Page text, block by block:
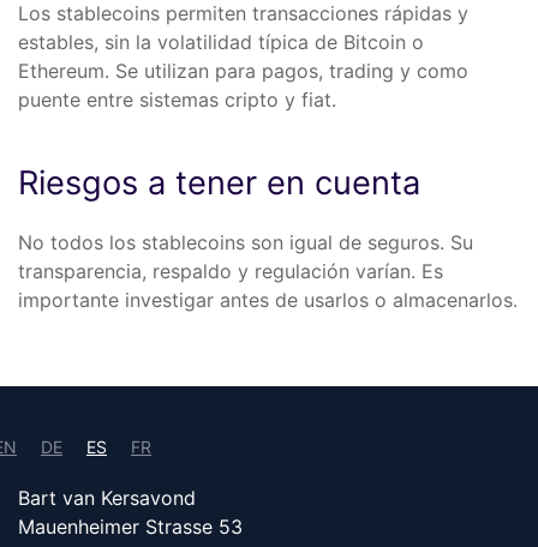
Los stablecoins permiten transacciones rápidas y
estables, sin la volatilidad típica de Bitcoin o
Ethereum. Se utilizan para pagos, trading y como
puente entre sistemas cripto y fiat.
Riesgos a tener en cuenta
No todos los stablecoins son igual de seguros. Su
transparencia, respaldo y regulación varían. Es
importante investigar antes de usarlos o almacenarlos.
DE ES FR
Bart van Kersavond
Mauenheimer Strasse 53